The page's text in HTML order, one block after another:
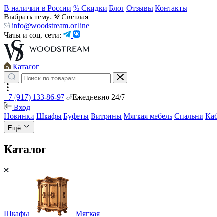
В наличии в России % Скидки Блог Отзывы Контакты
Выбрать тему:
Светлая
info@woodstream.online
Чаты и соц. сети:
Каталог
+7 (917) 133-86-97
Ежедневно 24/7
Вход
Новинки Шкафы Буфеты Витрины Мягкая мебель Спальни
Ещё
Каталог
Шкафы Мягкая